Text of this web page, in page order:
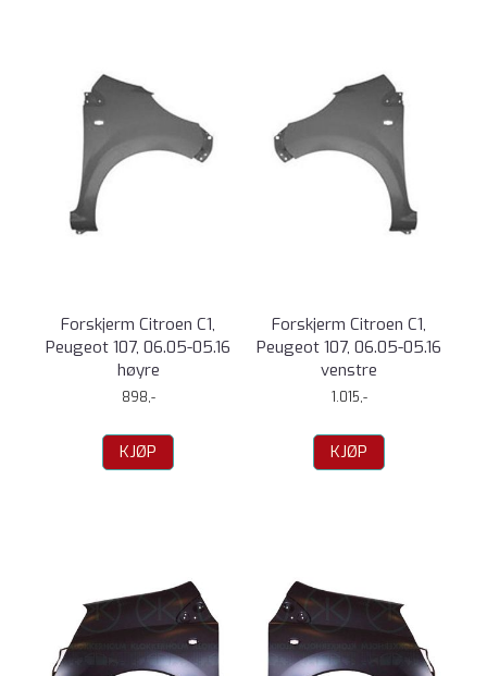
Forskjerm Citroen C1,
Peugeot 107, 06.05-05.16
høyre
898,-
KJØP
Forskjerm Citroen C1,
Peugeot 107, 06.05-05.16
venstre
1.015,-
KJØP